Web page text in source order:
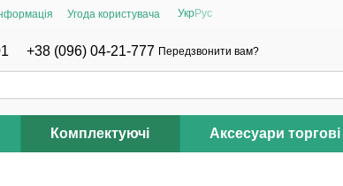
Угода користувача УкрРус
+38 (096) 04-21-777 Передзвонити вам?
Комплектуючі Аксесуари торгові